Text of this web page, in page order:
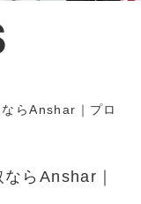
らAnshar｜プロ
らAnshar｜